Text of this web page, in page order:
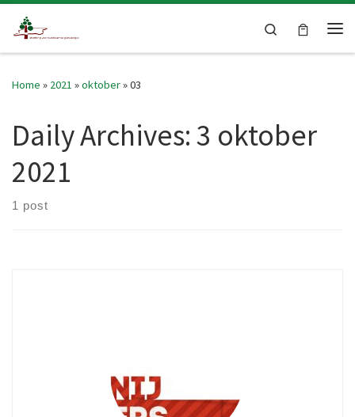
Skip to content
Search
Home » 2021 »oktober»03
Daily Archives:3 oktober
2021
1 post